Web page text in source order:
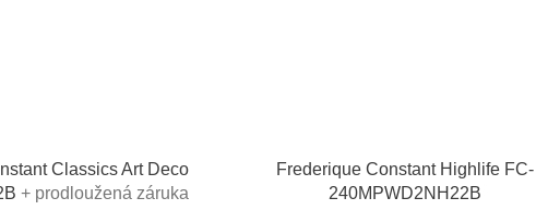
Classics Art Deco
+ prodloužená záruka
Frederique Constant Highlife FC-
240MPWD2NH22B